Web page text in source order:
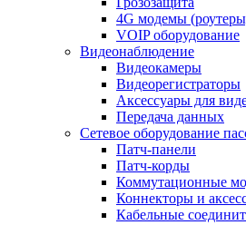
4G модемы
VOIP оборудование
Видеонаблюдение
Видеокамеры
Видеорегистраторы
Аксессуары для
Передача данных
Сетевое оборудование
Патч-панели
Патч-корды
Коммутационные
Коннекторы и
Кабельные